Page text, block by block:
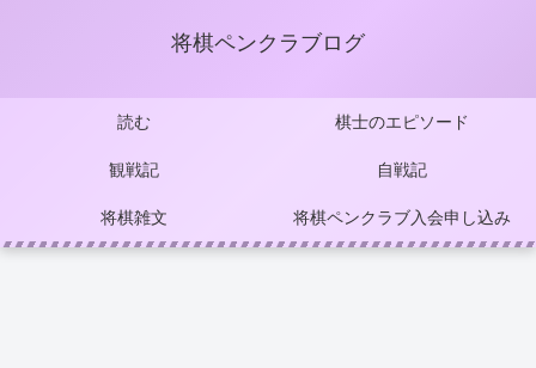
将棋ペンクラブログ
読む 棋士のエピソード
観戦記 自戦記
将棋雑文 将棋ペンクラブ入会申し込み